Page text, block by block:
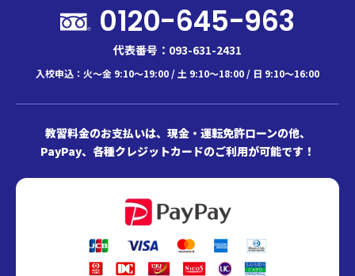
0120-645-963
代表番号：093-631-2431
入校申込：火～金 9:10～19:00 / 土 9:10～18:00 / 日 9:10～16:00
教習料金のお支払いは、現金・運転免許ローンの他、
PayPay、各種クレジットカードのご利用が可能です！